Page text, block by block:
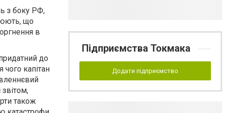
з боку РФ,
що
в
до
чого капітан
також
Підприємства Токмака
Додати підприємство